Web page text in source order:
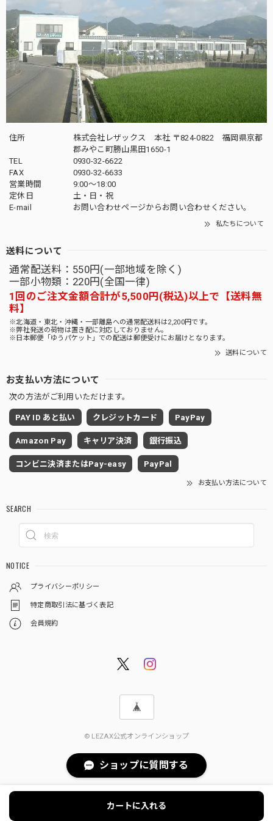
住所
株式会社レザックス 本社 〒824-0822 福岡県京都
郡みやこ町勝山黒田1650-1
TEL
0930-32-6622
FAX
0930-32-6633
営業時間
9:00〜18:00
定休日
土・日・祝
E-mail
お問い合わせページからお問い合わせください。
私たちについて
送料について
通常配送料：550円(一部地域を除く)
一部小物類：220円(全国一律)
1回のご注文金額合計が5,500円(税込)以上で【送料無
料】
※北海道・東北・沖縄・一部離島への通常配送料は2,200円です。
※弊社発送の荷物は置き配に対応しておりません。
※日本郵便「ゆうパケット」での配送は郵便受けにお届けとなります。
送料について
お支払い方法について
次の方法がご利用いただけます。
PAY ID あと払い クレジットカード PayPay
Amazon Pay キャリア決済 銀行振込
コンビニ決済またはPay-easy PayPal
お支払い方法について
SEARCH
NOTICE
プライバシーポリシー
特定商取引法に基づく表記
会員規約
© LEZAX公式オンラインショップ
カートに入れる
ショップに質問する